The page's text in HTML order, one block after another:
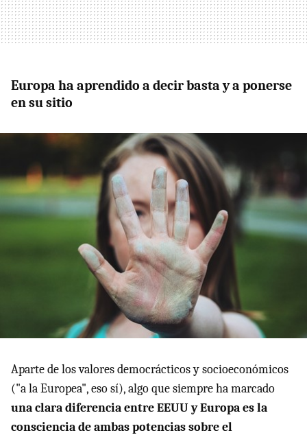
Europa ha aprendido a decir basta y a ponerse
en su sitio
Aparte de los valores democrácticos y socioeconómicos
("a la Europea", eso sí), algo que siempre ha marcado
una clara diferencia entre EEUU y Europa es la
consciencia de ambas potencias sobre el